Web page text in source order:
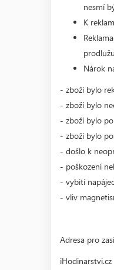
nesmí
K
Nárok
- zboží bylo
- zboží bylo
- zboží bylo
- zboží bylo
- došlo k
- poškození
- vybití
- vliv
Adresa pro
iHodinarstvi.cz